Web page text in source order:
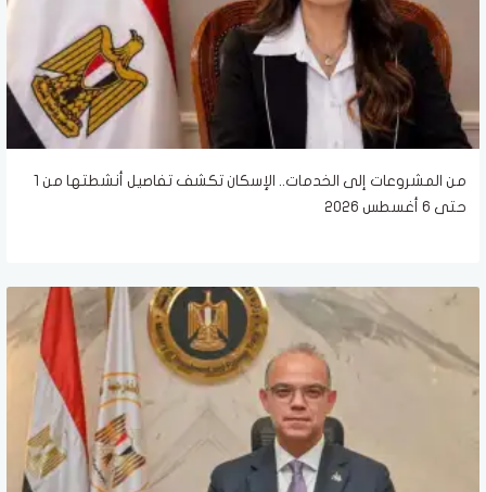
من المشروعات إلى الخدمات.. الإسكان تكشف تفاصيل أنشطتها من 1
حتى 6 أغسطس 2026